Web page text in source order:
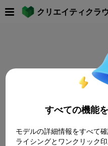
クリエイティクラ
すべての機能
モデルの詳細情報をすべて
ライシングとワンクリック